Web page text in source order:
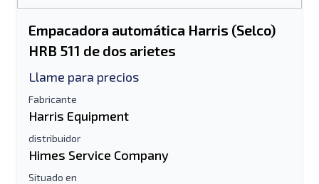
Empacadora automática Harris (Selco)
HRB 511 de dos arietes
Llame para precios
Fabricante
Harris Equipment
distribuidor
Himes Service Company
Situado en